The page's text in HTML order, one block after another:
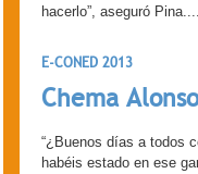
hacerlo”, aseguró Pina....
E-CONED 2013
Chema
“¿Buenos días a todos
habéis estado en ese